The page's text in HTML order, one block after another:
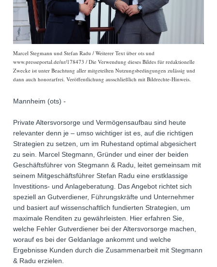
Marcel Stegmann und Stefan Radu / Weiterer Text über ots und
www.presseportal.de/nr/178473 / Die Verwendung dieses Bildes für redaktionelle
Zwecke ist unter Beachtung aller mitgeteilten Nutzungsbedingungen zulässig und
dann auch honorarfrei. Veröffentlichung ausschließlich mit Bildrechte-Hinweis.
Mannheim (ots) -
Private Altersvorsorge und Vermögensaufbau sind heute
relevanter denn je – umso wichtiger ist es, auf die richtigen
Strategien zu setzen, um im Ruhestand optimal abgesichert
zu sein. Marcel Stegmann, Gründer und einer der beiden
Geschäftsführer von Stegmann & Radu, leitet gemeinsam mit
seinem Mitgeschäftsführer Stefan Radu eine erstklassige
Investitions- und Anlageberatung. Das Angebot richtet sich
speziell an Gutverdiener, Führungskräfte und Unternehmer
und basiert auf wissenschaftlich fundierten Strategien, um
maximale Renditen zu gewährleisten. Hier erfahren Sie,
welche Fehler Gutverdiener bei der Altersvorsorge machen,
worauf es bei der Geldanlage ankommt und welche
Ergebnisse Kunden durch die Zusammenarbeit mit Stegmann
& Radu erzielen.